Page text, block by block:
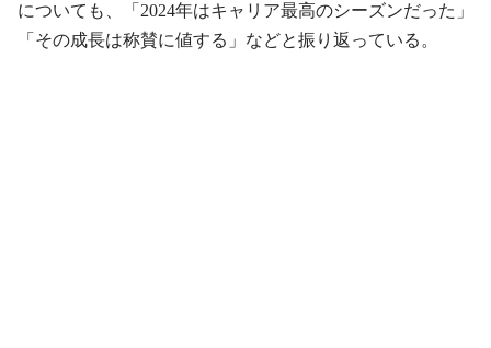
についても、「2024年はキャリア最高のシーズンだった」
「その成長は称賛に値する」などと振り返っている。